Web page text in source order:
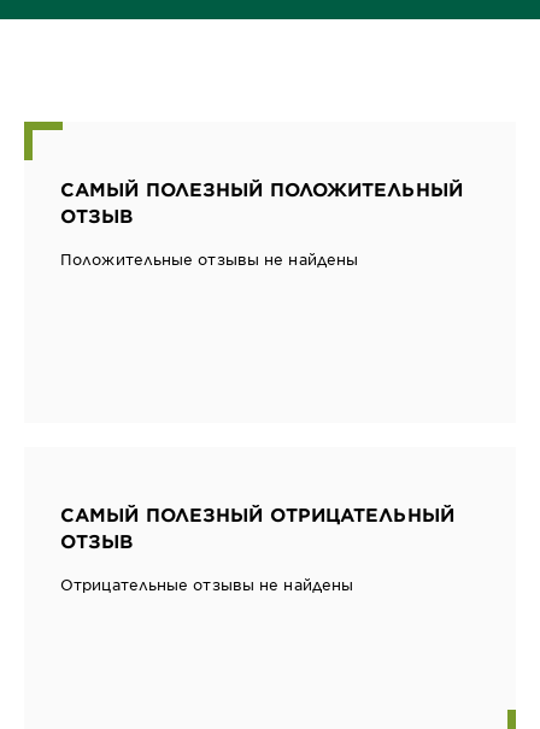
САМЫЙ ПОЛЕЗНЫЙ ПОЛОЖИТЕЛЬНЫЙ
ОТЗЫВ
Положительные отзывы не найдены
САМЫЙ ПОЛЕЗНЫЙ ОТРИЦАТЕЛЬНЫЙ
ОТЗЫВ
Отрицательные отзывы не найдены